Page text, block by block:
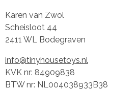
Karen van Zwol
Scheisloot 44
2411 WL Bodegraven
info@tinyhousetoys.nl
KVK nr: 84909838
BTW nr: NL004038933B38